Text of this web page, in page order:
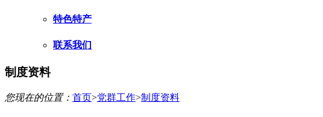
特色特产
联系我们
制度资料
您现在的位置： 首页>党群工作>制度资料